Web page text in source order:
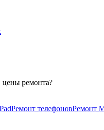
цены ремонта?
Ремонт телефоновРемонт